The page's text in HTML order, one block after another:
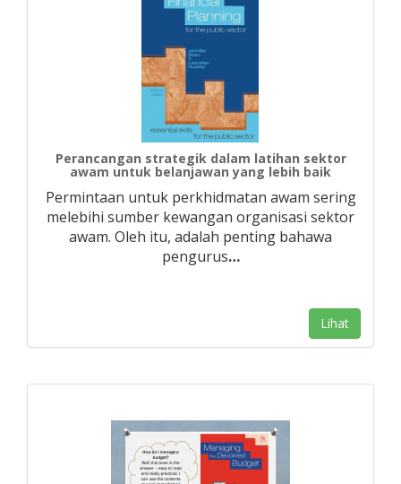
Perancangan strategik dalam latihan sektor
awam untuk belanjawan yang lebih baik
Permintaan untuk perkhidmatan awam sering
melebihi sumber kewangan organisasi sektor
awam. Oleh itu, adalah penting bahawa
pengurus…
Lihat